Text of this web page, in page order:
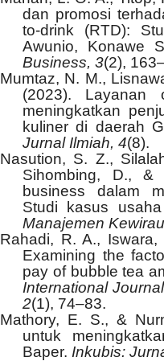
dan promosi
to-drink (RTD):
Awunio, Konawe
Business, 3(2),
Mumtaz, N. M.,
(2023). Layanan
meningkatkan
kuliner di daerah
Jurnal Ilmiah, 4(8).
Nasution, S. Z.,
Sihombing, D., &
business dalam
Studi kasus
Manajemen
Rahadi, R. A.,
Examining the
pay of bubble tea
International
2(1), 74–83.
Mathory, E. S., &
untuk
Baper. Inkubis: